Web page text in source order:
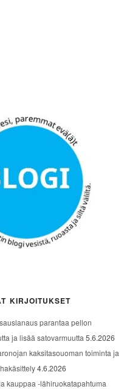
KIRJOITUKSET
parantaa pellon
ja lisää satovarmuutta 5.6.2026
kaksitasouoman toiminta ja
4.6.2026
kauppaa -lähiruokatapahtuma